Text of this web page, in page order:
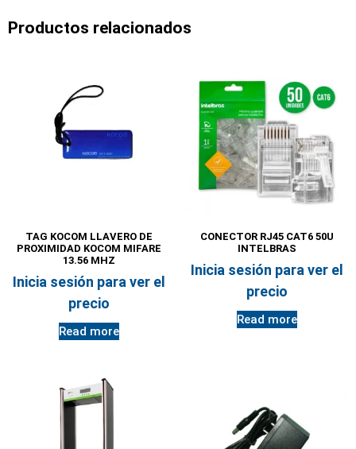
Productos relacionados
TAG KOCOM LLAVERO DE
PROXIMIDAD KOCOM MIFARE
13.56 MHZ
Inicia sesión para ver el
precio
Read more
CONECTOR RJ45 CAT6 50U
INTELBRAS
Inicia sesión para ver el
precio
Read more